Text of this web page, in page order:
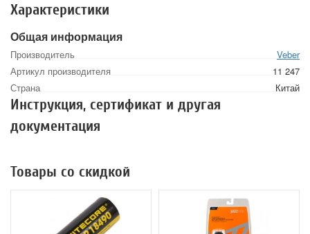
Характеристики
Общая информация
Производитель
Veber
Артикул производителя
11 247
Страна
Китай
Инструкция, сертификат и другая
документация
Товары со скидкой